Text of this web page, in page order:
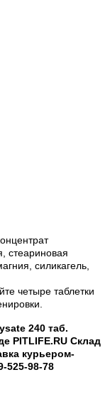
стеариновая
силикагель,
четыре таблетки
240 таб.
PITLIFE.RU Склад
курьером-
525-98-78